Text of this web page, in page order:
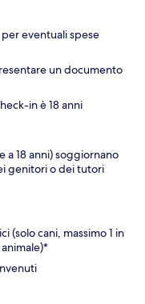
eventuali spese
un documento
in è 18 anni
a 18 anni) soggiornano
genitori o dei tutori
(solo cani, massimo 1 in